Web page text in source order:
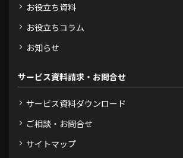
お役立ち資料
お役立ちコラム
お知らせ
サービス資料請求・お問合せ
サービス資料ダウンロード
ご相談・お問合せ
サイトマップ